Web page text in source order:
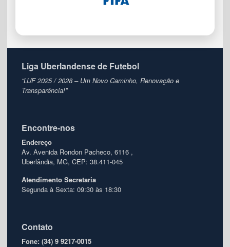
Liga Uberlandense de Futebol
“LUF 2025 / 2028 – Um Novo Caminho, Renovação e
Transparência!”
Encontre-nos
Endereço
Av. Avenida Rondon Pacheco, 6116 ,
Uberlândia, MG, CEP: 38.411-045
Atendimento Secretaria
Segunda à Sexta: 09:30 às 18:30
Contato
Fone: (34) 9 9217-0015